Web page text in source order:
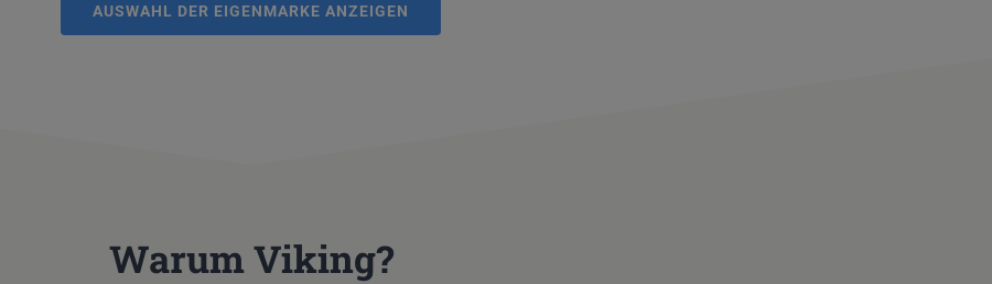
AUSWAHL DER EIGENMARKE ANZEIGEN
Warum Viking?